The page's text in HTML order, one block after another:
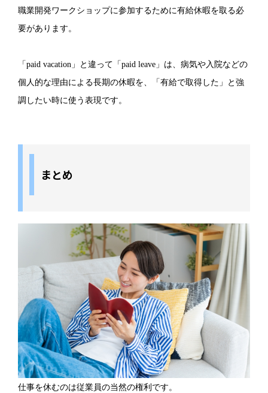
職業開発ワークショップに参加するために有給休暇を取る必
要があります。
「paid vacation」と違って「paid leave」は、病気や入院などの
個人的な理由による長期の休暇を、「有給で取得した」と強
調したい時に使う表現です。
まとめ
仕事を休むのは従業員の当然の権利です。